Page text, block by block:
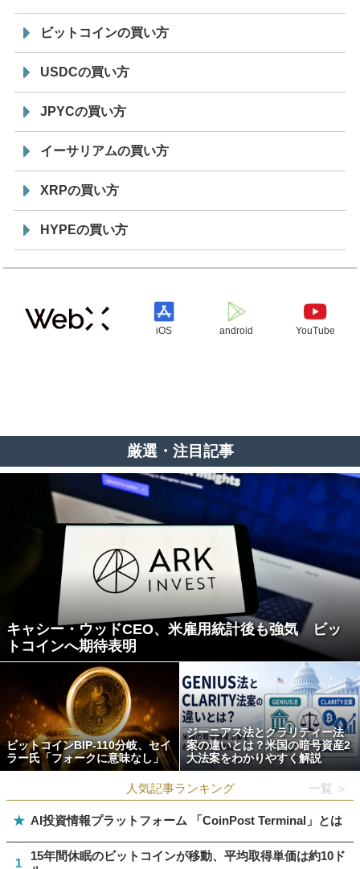
ビットコインの買い方
USDCの買い方
JPYCの買い方
イーサリアムの買い方
XRPの買い方
HYPEの買い方
iOS android YouTube
厳選・注目記事
キャシー・ウッドCEO、米雇用統計後も強気 ビッ
トコインへ期待表明
ビットコインBIP-110分岐、セイ
ラー氏「フォークに意味なし」
ジーニアス法とクラリティー法
案の違いとは？米国の暗号資産2
大法案をわかりやすく解説
人気記事ランキング 一覧 ＞
★ AI投資情報プラットフォーム 「CoinPost Terminal」とは
1
15年間休眠のビットコインが移動、平均取得単価は約10ド